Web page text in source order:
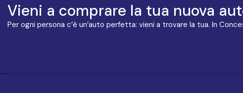
Vieni a comprare la tua nuova
Per ogni persona c’è un’auto perfetta: vieni a trovare la tua. In